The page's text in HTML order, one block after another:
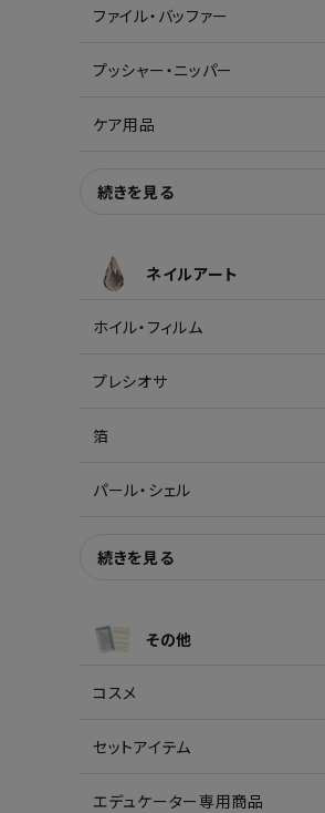
ファイル・バッファー
プッシャー・ニッパー
ケア用品
続きを見る
ネイルアート
ホイル・フィルム
プレシオサ
箔
パール・シェル
続きを見る
その他
コスメ
セットアイテム
エデュケーター専用商品